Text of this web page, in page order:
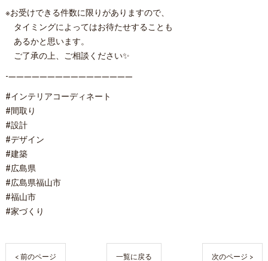
※お受けできる件数に限りがありますので、
タイミングによってはお待たせすることも
あるかと思います。
ご了承の上、ご相談ください✨
-————————————————
#インテリアコーディネート
#間取り
#設計
#デザイン
#建築
#広島県
#広島県福山市
#福山市
#家づくり
< 前のページ 一覧に戻る 次のページ >